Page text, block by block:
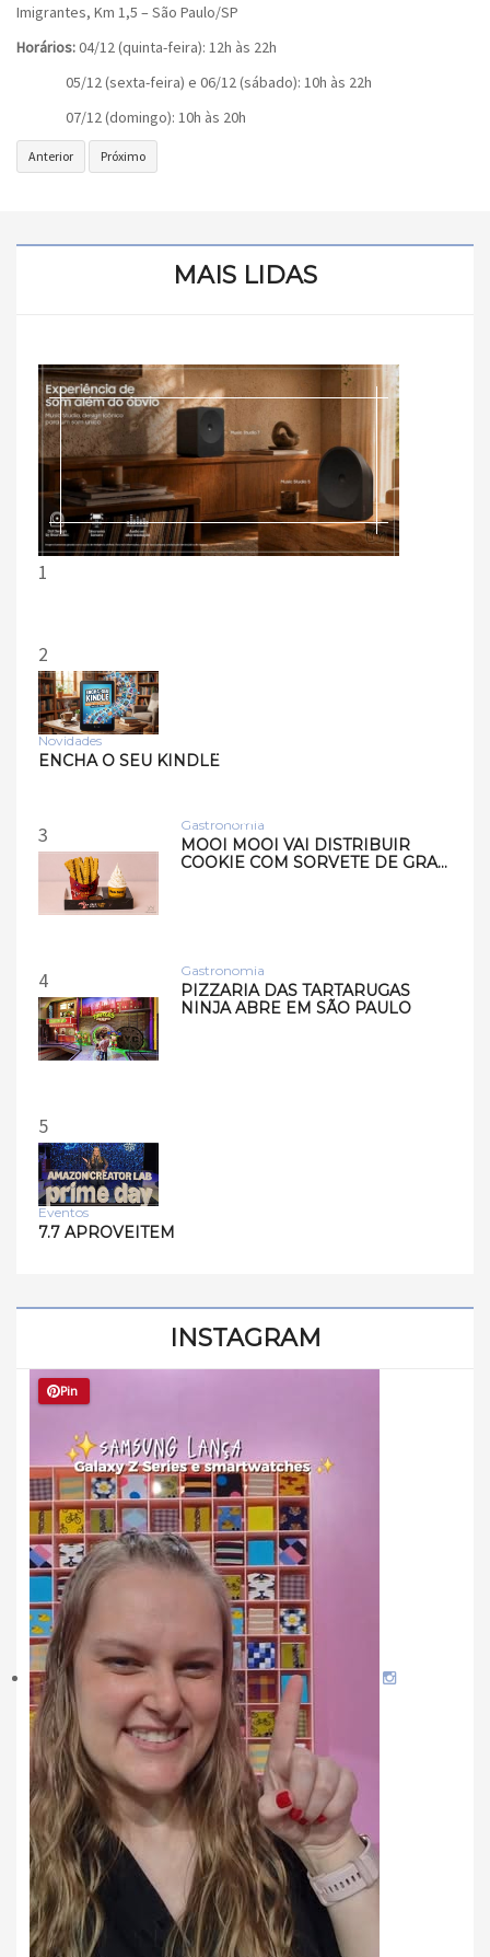
Imigrantes, Km 1,5 – São Paulo/SP
Horários:04/12 (quinta-feira): 12h às 22h
05/12 (sexta-feira) e 06/12 (sábado): 10h às 22h
07/12 (domingo): 10h às 20h
Artigo
anterior:
Anterior
Próximo
artigo:
Próximo
MAIS LIDAS
1
Tecnologia
Musi…
2
Novidades
ENCHA O SEU KINDLE
3 Gastronomia
MOOI MOOI VAI DISTRIBUIR
COOKIE COM SORVETE DE GRA…
4 Gastronomia
PIZZARIA DAS TARTARUGAS
NINJA ABRE EM SÃO PAULO
5
Eventos
7.7 APROVEITEM
INSTAGRAM
Pin